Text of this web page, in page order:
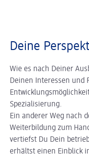
Deine
Wie es nach Deiner
Deinen Interessen und
Spezialisierung.
Ein anderer Weg nach
Weiterbildung zum
vertiefst Du Dein
erhältst einen Einblick